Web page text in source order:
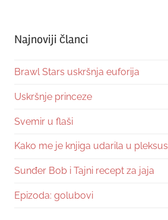
Najnoviji članci
Brawl Stars uskršnja euforija
Uskršnje princeze
Svemir u flaši
Kako me je knjiga udarila u pleksus
Sunđer Bob i Tajni recept za jaja
Epizoda: golubovi